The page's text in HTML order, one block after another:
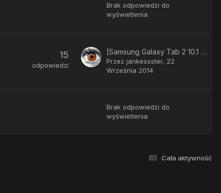
Brak odpowiedzi do
wyświetlenia
15
odpowiedzi
[Samsung Galaxy Tab 2 10.1 3G + Wifi] Firmware
Przez jankessster, 22
Września 2014
Brak odpowiedzi do
wyświetlenia
Cała aktywność